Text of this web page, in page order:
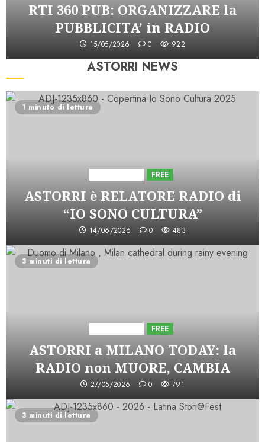
RTI 360 PUB: ORGANIZZARE la
PUBBLICITA’ in RADIO
15/05/2026 0 922
ASTORRI NEWS
1 minuto di lettura
FREE
ASTORRI è RELATORE RADIO di
“IO SONO CULTURA”
14/06/2026 0 483
3 minuti di lettura
FREE
ASTORRI a MILANO TODAY: la
RADIO non MUORE, CAMBIA
27/05/2026 0 791
3 minuti di lettura